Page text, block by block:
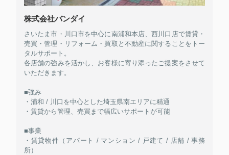
株式会社バンダイ
さいたま市・川口市を中心に南浦和本店、西川口店で賃貸・
売買・管理・リフォーム・買取と不動産に関することをトー
タルサポート。
各店舗の強みを活かし、お客様に寄り添ったご提案をさせて
いただきます。
■強み
・浦和 / 川口を中心とした埼玉県南エリアに精通
・賃貸から管理、売買まで幅広いサポートが可能
■事業
・賃貸物件（アパート / マンション / 戸建て / 店舗 / 事務
所）